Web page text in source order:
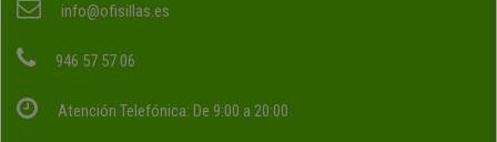
info@ofisillas.es
946 57 57 06
Atención Telefónica: De 9:00 a 20:00